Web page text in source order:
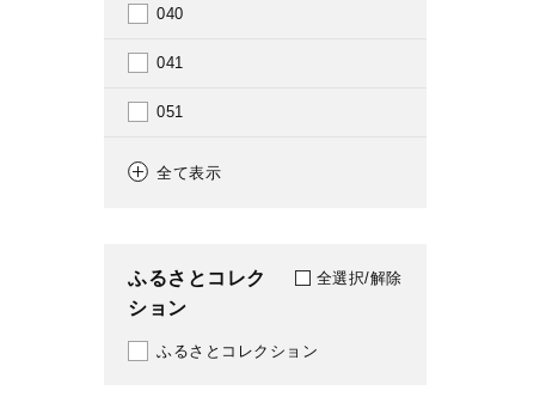
1966
040
041
051
069
150
154
全て表示
ふるさとコレク
ション
全選択/解除
ふるさとコレクション